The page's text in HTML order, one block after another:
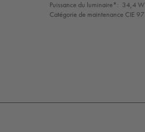
Puissance du luminaire*: 34,4 W
Catégorie de maintenance CIE